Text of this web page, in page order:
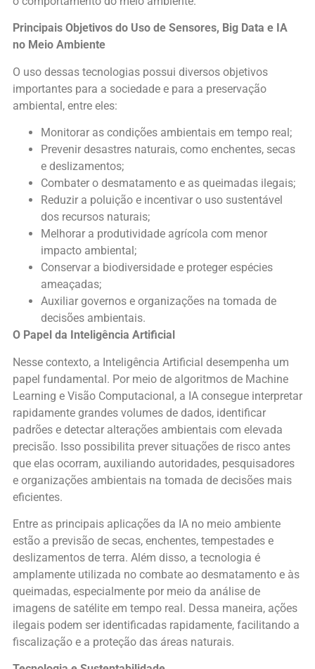
Principais Objetivos do Uso de Sensores, Big Data e IA
no Meio Ambiente
O uso dessas tecnologias possui diversos objetivos
importantes para a sociedade e para a preservação
ambiental, entre eles:
Monitorar as condições ambientais em tempo real;
Prevenir desastres naturais, como enchentes, secas
e deslizamentos;
Combater o desmatamento e as queimadas ilegais;
Reduzir a poluição e incentivar o uso sustentável
dos recursos naturais;
Melhorar a produtividade agrícola com menor
impacto ambiental;
Conservar a biodiversidade e proteger espécies
ameaçadas;
Auxiliar governos e organizações na tomada de
decisões ambientais.
O Papel da Inteligência Artificial
Nesse contexto, a Inteligência Artificial desempenha um
papel fundamental. Por meio de algoritmos de Machine
Learning e Visão Computacional, a IA consegue interpretar
rapidamente grandes volumes de dados, identificar
padrões e detectar alterações ambientais com elevada
precisão. Isso possibilita prever situações de risco antes
que elas ocorram, auxiliando autoridades, pesquisadores
e organizações ambientais na tomada de decisões mais
eficientes.
Entre as principais aplicações da IA no meio ambiente
estão a previsão de secas, enchentes, tempestades e
deslizamentos de terra. Além disso, a tecnologia é
amplamente utilizada no combate ao desmatamento e às
queimadas, especialmente por meio da análise de
imagens de satélite em tempo real. Dessa maneira, ações
ilegais podem ser identificadas rapidamente, facilitando a
fiscalização e a proteção das áreas naturais.